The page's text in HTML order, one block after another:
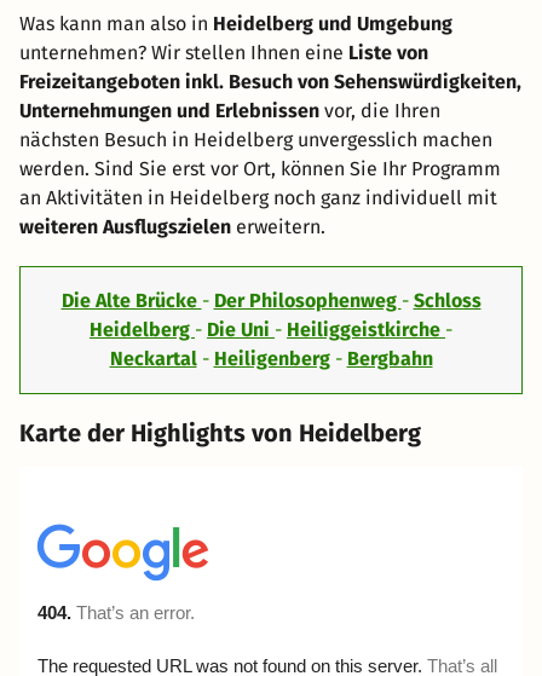
Was kann man also in Heidelberg und Umgebung
unternehmen? Wir stellen Ihnen eine Liste von
Freizeitangeboten inkl. Besuch von Sehenswürdigkeiten,
Unternehmungen und Erlebnissen vor, die Ihren
nächsten Besuch in Heidelberg unvergesslich machen
werden. Sind Sie erst vor Ort, können Sie Ihr Programm
an Aktivitäten in Heidelberg noch ganz individuell mit
weiteren Ausflugszielen erweitern.
Die Alte Brücke - Der Philosophenweg - Schloss
Heidelberg - Die Uni - Heiliggeistkirche -
Neckartal- Heiligenberg- Bergbahn
Karte der Highlights von Heidelberg